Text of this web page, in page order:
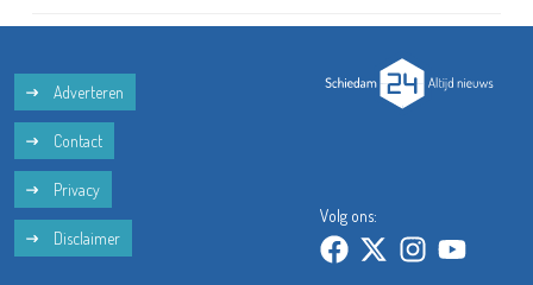
Adverteren
Contact
Privacy
Disclaimer
Volg ons: